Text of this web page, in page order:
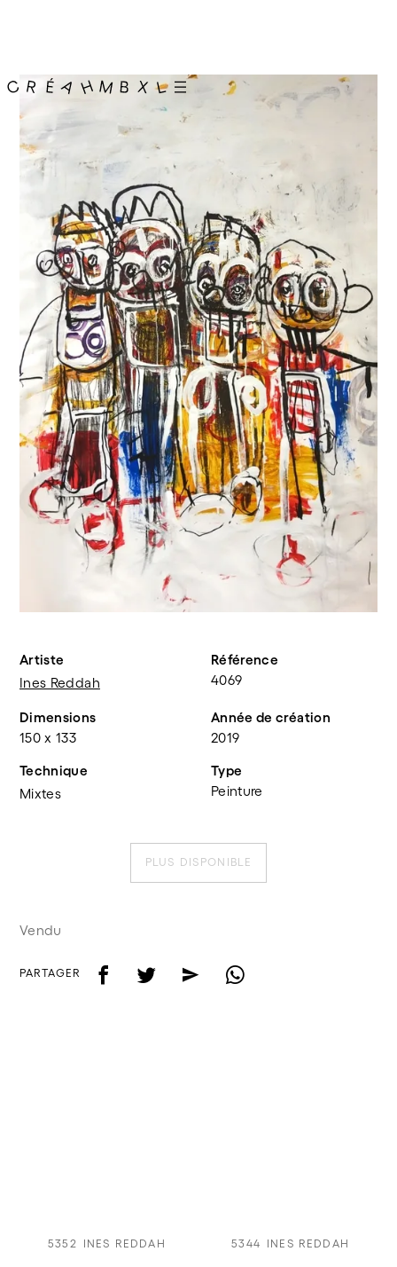
Artiste
Ines Reddah
Référence
4069
Dimensions
150 x 133
Année de création
2019
Technique
Mixtes
Type
Peinture
PLUS DISPONIBLE
Vendu
PARTAGER f t e w
5352 INES REDDAH 5344 INES REDDAH